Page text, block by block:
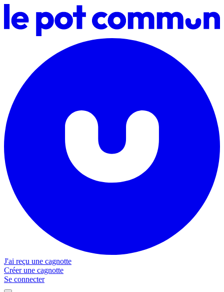
J'ai reçu une cagnotte
Créer une cagnotte
Se connecter